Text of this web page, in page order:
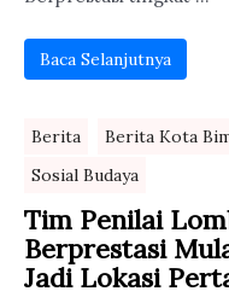
Baca Selanjutnya
Berita Berita Kota
Sosial Budaya
Tim Penilai
Berprestasi
Jadi Lokasi